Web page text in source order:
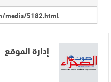
إدارة الموقع